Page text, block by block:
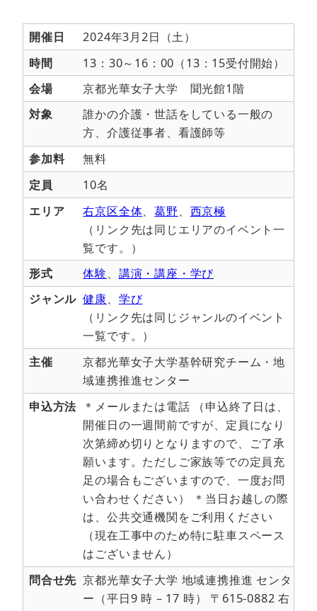
開催日
2024年3月2日（土）
時間
13：30～16：00（13：15受付開始）
会場
京都光華女子大学 聞光館1階
対象
誰かの介護・世話をしている一般の
方、介護従事者、看護師等
参加料
無料
定員
10名
エリア
右京区全体、葛野、 西京極
（リンク先は同じエリアのイベント一
覧です。）
形式
体験、 講演・講座・学び
ジャンル 健康、 学び
（リンク先は同じジャンルのイベント
一覧です。）
主催
京都光華女子大学基幹研究チーム・地
域連携推進センター
申込方法
＊メールまたは電話 （申込終了日は、
開催日の一週間前ですが、定員になり
次第締め切りとなりますので、ご了承
願います。ただしご家族等での定員充
足の場合もございますので、一度お問
い合わせください） ＊当日お越しの際
は、公共交通機関をご利用ください
（現在工事中のため特に駐車スペース
はございません）
問合せ先 京都光華女子大学 地域連携推進 センタ
ー（平日9 時 – 17 時） 〒615-0882 右